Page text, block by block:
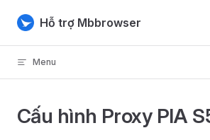
Skip to content
Hỗ trợ Mbbrowser
Menu
Cấu hình Proxy PIA